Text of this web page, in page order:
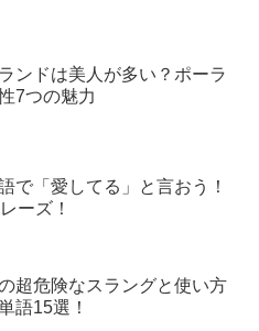
ンドは美人が多い？ポーラ
7つの魅力
で「愛してる」と言おう！
ーズ！
超危険なスラングと使い方
語15選！